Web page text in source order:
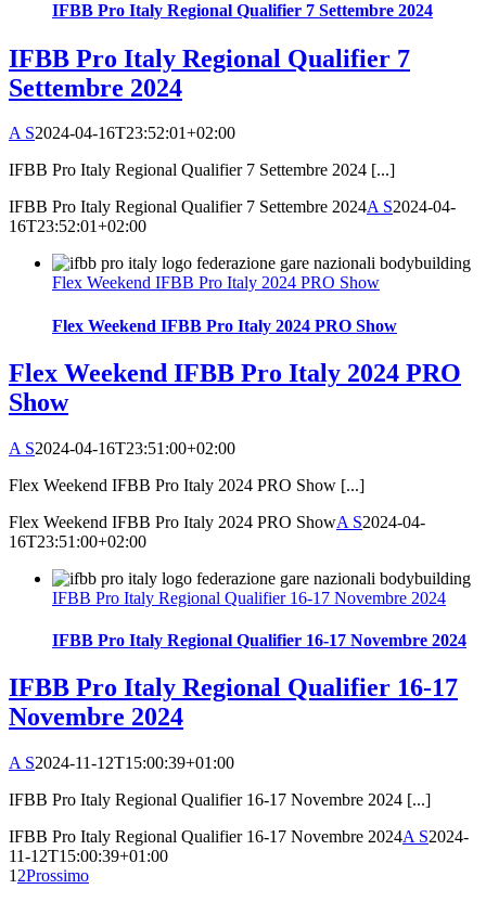
IFBB Pro Italy Regional Qualifier 7 Settembre 2024
IFBB Pro Italy Regional Qualifier 7
Settembre 2024
A S2024-04-16T23:52:01+02:00
IFBB Pro Italy Regional Qualifier 7 Settembre 2024 [...]
IFBB Pro Italy Regional Qualifier 7 Settembre 2024A S2024-04-
16T23:52:01+02:00
Flex Weekend IFBB Pro Italy 2024 PRO Show
Flex Weekend IFBB Pro Italy 2024 PRO Show
Flex Weekend IFBB Pro Italy 2024 PRO
Show
A S2024-04-16T23:51:00+02:00
Flex Weekend IFBB Pro Italy 2024 PRO Show [...]
Flex Weekend IFBB Pro Italy 2024 PRO ShowA S2024-04-
16T23:51:00+02:00
IFBB Pro Italy Regional Qualifier 16-17 Novembre 2024
IFBB Pro Italy Regional Qualifier 16-17 Novembre 2024
IFBB Pro Italy Regional Qualifier 16-17
Novembre 2024
A S2024-11-12T15:00:39+01:00
IFBB Pro Italy Regional Qualifier 16-17 Novembre 2024 [...]
IFBB Pro Italy Regional Qualifier 16-17 Novembre 2024A S2024-
11-12T15:00:39+01:00
1 2Prossimo